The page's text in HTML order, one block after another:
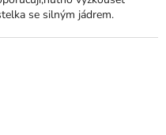
se silným jádrem.
5 hvězdiček.